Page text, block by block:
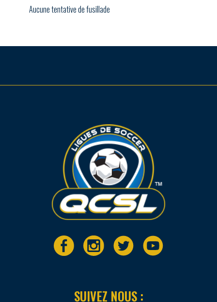
Aucune tentative de fusillade
SUIVEZ NOUS :